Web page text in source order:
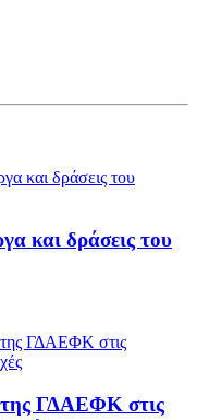
και δράσεις του
ΓΔΑΕΦΚ στις